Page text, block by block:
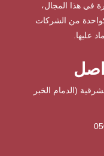
في هذا المجال،
من الشركات
عليها.
(الدمام الخبر